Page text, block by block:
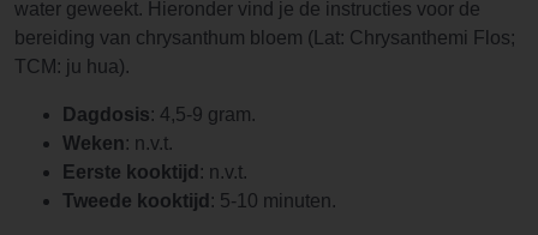
water geweekt. Hieronder vind je de instructies voor de
bereiding van chrysanthum bloem (Lat: Chrysanthemi Flos;
TCM: ju hua).
Dagdosis: 4,5-9 gram.
Weken: n.v.t.
Eerste kooktijd : n.v.t.
Tweede kooktijd : 5-10 minuten.